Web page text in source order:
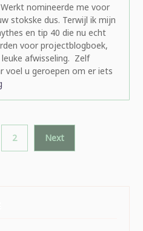
nomineerde me voor
stokske dus. Terwijl ik mijn
en tip 40 die nu echt
voor projectblogboek,
afwisseling. Zelf
voel u geroepen om er iets
2 Next